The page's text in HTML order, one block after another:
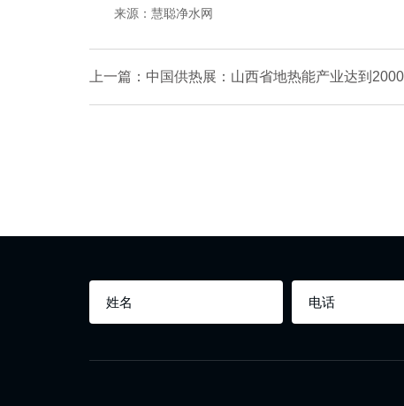
来源：慧聪净水网
上一篇：中国供热展：山西省地热能产业达到